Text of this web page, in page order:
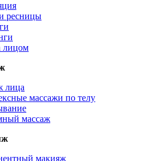
ресницы
лицом
лица
массажи по телу
массаж
макияж